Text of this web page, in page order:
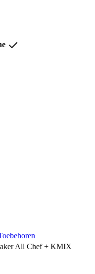
All Chef + KMIX